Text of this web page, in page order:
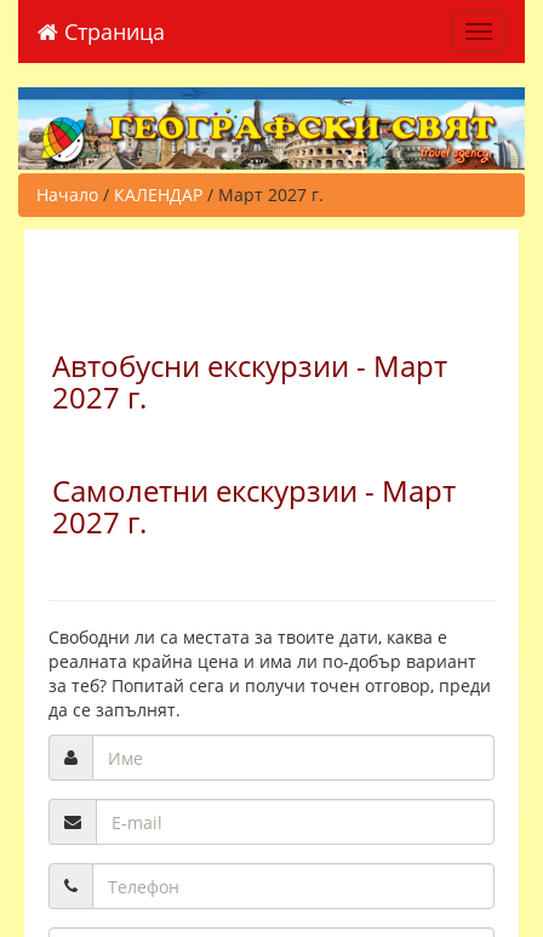
Страница Toggle
Начало / КАЛЕНДАР / Март 2027 г.
Автобусни екскурзии - Март
2027 г.
Самолетни екскурзии - Март
2027 г.
Свободни ли са местата за твоите дати, каква е
реалната крайна цена и има ли по-добър вариант
за теб? Попитай сега и получи точен отговор, преди
да се запълнят.